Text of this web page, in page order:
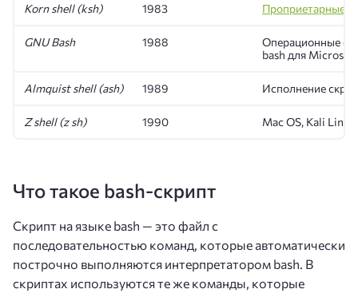
Korn shell (ksh) 1983 Проприетарные
GNU Bash 1988
Операционные
bash для
Almquist shell (ash) 1989 Исполнение
Z shell (z sh) 1990 Mac OS, Kali Linux
Что такое bash-скрипт
Скрипт на языке bash — это файл с
последовательностью команд, которые автоматически
построчно выполняются интерпретатором bash. В
скриптах используются те же команды, которые